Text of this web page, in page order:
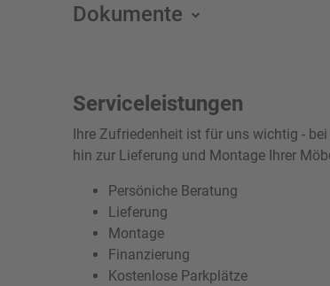
Dokumente
Serviceleistungen
Ihre Zufriedenheit ist für uns wichtig -
hin zur Lieferung und Montage Ihrer
Persöniche Beratung
Lieferung
Montage
Finanzierung
Kostenlose Parkplätze